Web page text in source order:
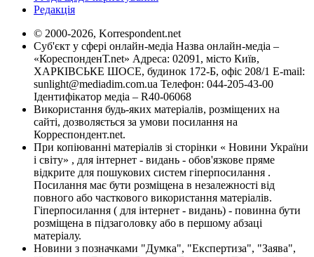
Редакція
© 2000-2026, Korrespondent.net
Суб'єкт у сфері онлайн-медіа Назва онлайн-медіа –
«КореспонденТ.net» Адреса: 02091, місто Київ,
ХАРКІВСЬКЕ ШОСЕ, будинок 172-Б, офіс 208/1 E-mail:
sunlight@mediadim.com.ua Телефон: 044-205-43-00
Ідентифікатор медіа – R40-06068
Використання будь-яких матеріалів, розміщених на
сайті, дозволяється за умови посилання на
Корреспондент.net.
При копіюванні матеріалів зі сторінки « Новини України
і світу» , для інтернет - видань - обов'язкове пряме
відкрите для пошукових систем гіперпосилання .
Посилання має бути розміщена в незалежності від
повного або часткового використання матеріалів.
Гіперпосилання ( для інтернет - видань) - повинна бути
розміщена в підзаголовку або в першому абзаці
матеріалу.
Новини з позначками "Думка", "Експертиза", "Заява",